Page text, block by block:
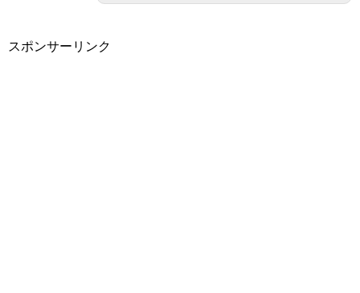
スポンサーリンク